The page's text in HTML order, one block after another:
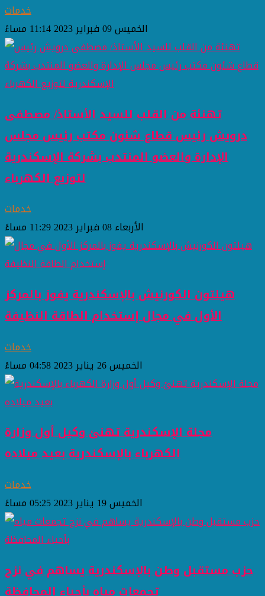
خدمات
الخميس 09 فبراير 2023 11:14 مساءً
تهنئة من القلب للسيد الأستاذ/ مصطفى
درويش رئيس قطاع شئون مكتب رئيس مجلس
الإدارة والعضو المنتدب بشركة الإسكندرية
لتوزيع الكهرباء
خدمات
الأربعاء 08 فبراير 2023 11:29 مساءً
هيلتون الكورنيش بالإسكندرية يفوز بالمركز
الأول في مجال إستخدام الطاقة النظيفة
خدمات
الخميس 26 يناير 2023 04:58 مساءً
مجلة الإسكندرية تهنئ وكيل أول وزارة
الكهرباء بالإسكندرية بعيد ميلاده
خدمات
الخميس 19 يناير 2023 05:25 مساءً
حزب مستقبل وطن بالإسكندرية يساهم في نزح